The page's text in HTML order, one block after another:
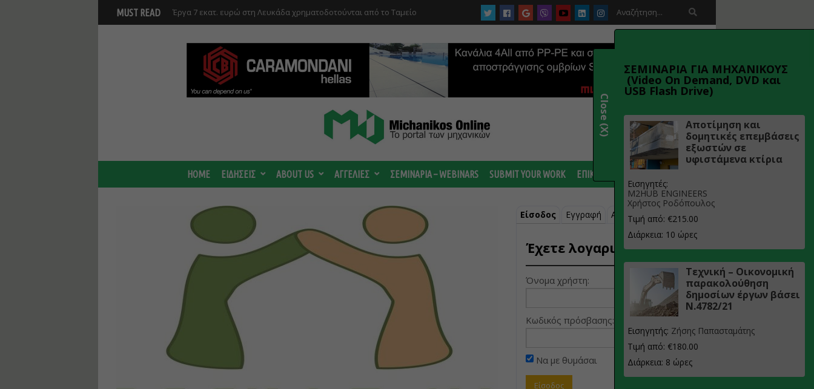
MUST READ Έργα 7 εκατ. ευρώ στη Λευκάδα χρηματοδοτούνται από το Ταμείο
Γ. Στάσσης: Προχωρούν και ωριμάζουν οι συζητήσεις για το Data
Center - Χτίζουμε μια πιο ισχυρή ΔΕΗ

HOME ΕΙΔΗΣΕΙΣ ABOUT US ΑΓΓΕΛΙΕΣ ΣΕΜΙΝΑΡΙΑ – WEBINARS SUBMIT YOUR WORK ΕΠΙΚΟΙΝΩΝΙΑ
Είσοδος Εγγραφή Ανάκτηση κωδικού
Έχετε λογαριασμό;
Όνομα χρήστη:
Κωδικός πρόσβασης:
Να με θυμάσαι
ΣΕΜΙΝΑΡΙΑ ΓΙΑ ΜΗΧΑΝΙΚΟΥΣ
(Video On Demand, DVD και
USB Flash Drive)
Αποτίμηση και
δομητικές επεμβάσεις
εξωστών σε
υφιστάμενα κτίρια
Εισηγητές:
M2HUB ENGINEERS
Χρήστος Ροδόπουλος
Τιμή από: €215.00
Διάρκεια: 10 ώρες
Τεχνική – Οικονομική
παρακολούθηση
δημοσίων έργων βάσει
Ν.4782/21
Εισηγητής: Ζήσης Παπασταμάτης
Τιμή από: €180.00
Διάρκεια: 8 ώρες
Close (X)